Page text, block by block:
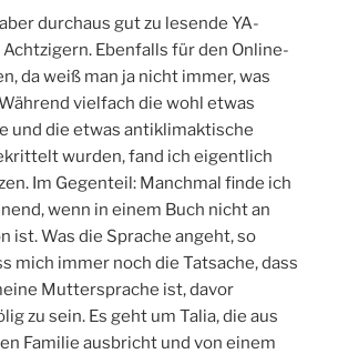
durchaus gut zu lesende YA-
Achtzigern. Ebenfalls für den Online-
da weiß man ja nicht immer, was
vielfach die wohl etwas
und die etwas antiklimaktische
wurden, fand ich eigentlich
Im Gegenteil: Manchmal finde ich
wenn in einem Buch nicht an
ist. Was die Sprache angeht, so
mich immer noch die Tatsache, dass
Muttersprache ist, davor
zu sein. Es geht um Talia, die aus
Familie ausbricht und von einem